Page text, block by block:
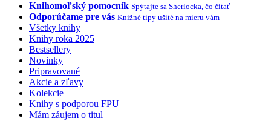
Knihomoľský pomocník Spýtajte sa Sherlocka, čo čítať
Odporúčame pre vás Knižné tipy ušité na mieru vám
Všetky knihy
Knihy roka 2025
Bestsellery
Novinky
Pripravované
Akcie a zľavy
Kolekcie
Knihy s podporou FPU
Mám záujem o titul